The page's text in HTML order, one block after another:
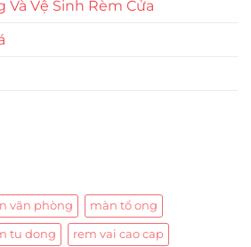
Và Vệ Sinh Rèm Cửa
văn phòng màn tổ ong
tu dong rem vai cao cap